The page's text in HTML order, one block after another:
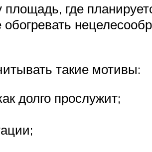
площадь, где
такие мотивы:
долго прослужит;